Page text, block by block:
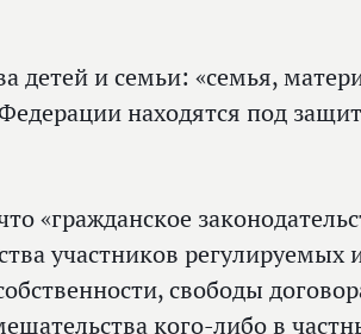
детей и семьи: «семья,
находятся под
«гражданское
участников регулируемых
свободы
кого‑либо в